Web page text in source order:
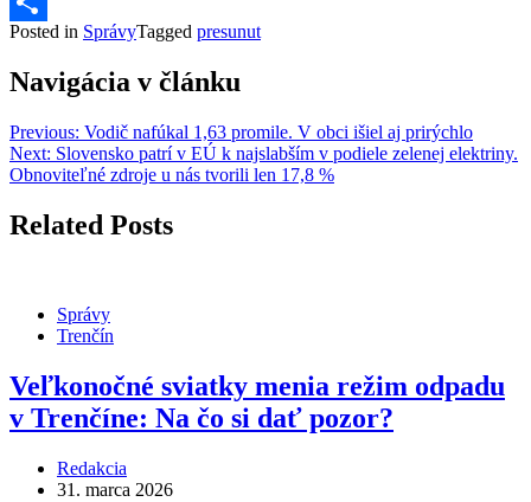
Share
Posted in SprávyTagged presunut
Navigácia v článku
Previous: Vodič nafúkal 1,63 promile. V obci išiel aj prirýchlo
Next: Slovensko patrí v EÚ k najslabším v podiele zelenej elektriny.
Obnoviteľné zdroje u nás tvorili len 17,8 %
Related Posts
Správy
Trenčín
Veľkonočné sviatky menia režim odpadu
v Trenčíne: Na čo si dať pozor?
Redakcia
31. marca 2026